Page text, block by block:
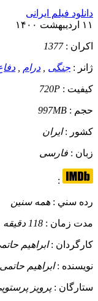
دانلود فیلم ایرانی
۱۱ اردیبهشت ۱۴۰۰
اکران :1377
ژانر : جنگی درام
کيفيت : 720P
حجم : 997MB
کشور :ایران
زبان : فارسی
:
رده سني : همه سنین
مدت زمان : 118 دقیقه
کارگردان :ابراهیم
نويسنده :ابراهیم حاتمی
ستارگان :پرویز